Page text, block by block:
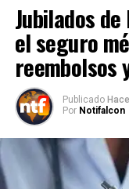
Jubilados
el seguro
reembolsos
Publicado
Por Notifalcon